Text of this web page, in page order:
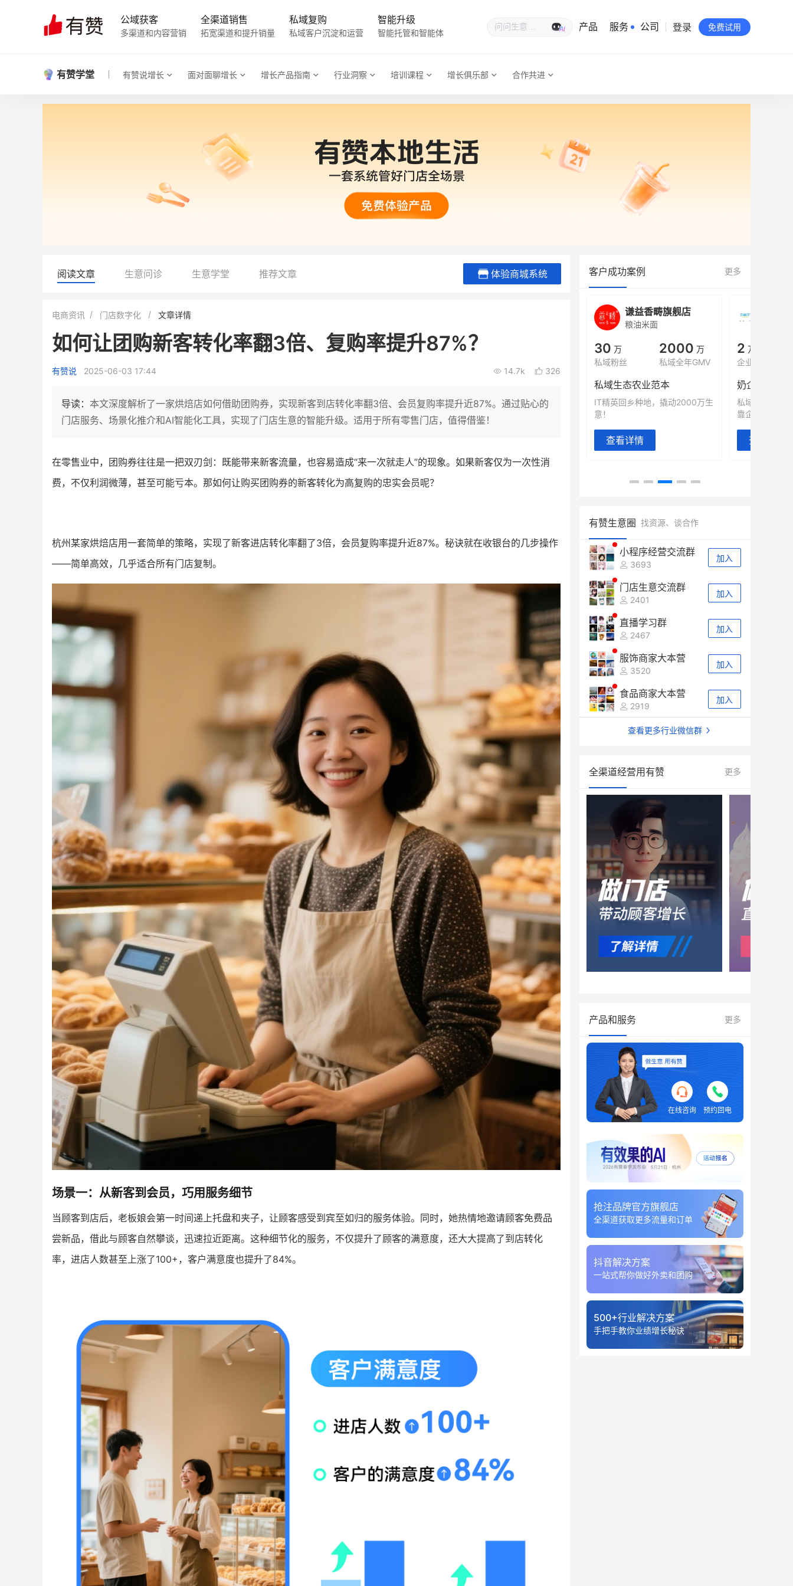
公域获客
多渠道和内容营销
全渠道销售
拓宽渠道和提升销量
私域复购
私域客户沉淀和运营
智能升级
智能托管和智能体
生意专家
产品 服务 公司
有赞公益
站点地图
登录 免费试用
有赞学堂 有赞说增长 面对面聊增长 增长产品指南 行业洞察 培训课程 增长俱乐部 合作共进
阅读文章 生意问诊 生意学堂 推荐文章 体验商城系统
电商资讯 门店数字化 文章详情
如何让团购新客转化率翻3倍、复购率提升87%？
有赞说 2025-06-03 17:44 14.7k 326
导读： 本文深度解析了一家烘焙店如何借助团购券，实现新客到店转化率翻3倍、会员复购率提升近87%。通过贴心的
门店服务、场景化推介和AI智能化工具，实现了门店生意的智能升级。适用于所有零售门店，值得借鉴！
在零售业中，团购券往往是一把双刃剑：既能带来新客流量，也容易造成“来一次就走人”的现象。如果新客仅为一次性消
费，不仅利润微薄，甚至可能亏本。那如何让购买团购券的新客转化为高复购的忠实会员呢？
杭州某家烘焙店用一套简单的策略，实现了新客进店转化率翻了3倍，会员复购率提升近87%。秘诀就在收银台的几步操作
——简单高效，几乎适合所有门店复制。
场景一：从新客到会员，巧用服务细节
当顾客到店后，老板娘会第一时间递上托盘和夹子，让顾客感受到宾至如归的服务体验。同时，她热情地邀请顾客免费品
尝新品，借此与顾客自然攀谈，迅速拉近距离。这种细节化的服务，不仅提升了顾客的满意度，还大大提高了到店转化
率，进店人数甚至上涨了100+，客户满意度也提升了84%。
客户成功案例 更多
白帝牛奶旗舰店
900 万
私域样本打法！新希望白帝乳业
靠企业微信实现销售额翻 8 倍！
小鹿蓝蓝会员
80% +
7900 万
三只松鼠旗下的网红婴儿辅食品
牌，22天便拿下类目第一
母婴
有货源没流量？母婴馆如何破局
他只用7年做到平台销冠，转战私
域如何破局？
查看详情
200 万
这家女装连锁如何借有赞破局新
零售？
谦益香畴旗舰店
粮油米面
30 万
私域粉丝
2000 万
私域全年GMV
私域生态农业范本
IT精英回乡种地，撬动2000万生
意！
查看详情
2 万人
奶企靠企业
私域样本打法
靠企业微信实
查看详情
有赞生意圈 找资源、谈合作
小程序经营交流群
3693
加入
门店生意交流群
2401
加入
直播学习群
2467
加入
服饰商家大本营
3520
加入
食品商家大本营
2919
加入
查看更多行业微信群
全渠道经营用有赞 更多
产品和服务 更多
在线咨询 预约回电
抢注品牌官方旗舰店
全渠道获取更多流量和订单
抖音解决方案
一站式帮你做好外卖和团购
500+行业解决方案
手把手教你业绩增长秘诀